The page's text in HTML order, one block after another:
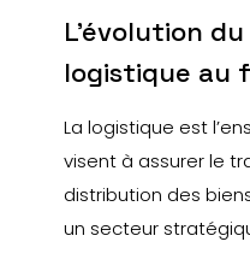
L’évolution
logistique au
La logistique est
visent à assurer le
distribution des
un secteur